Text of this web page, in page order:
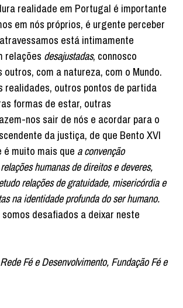
realidade em Portugal é importante
em nós próprios, é urgente perceber
está intimamente
relações desajustadas, connosco
outros, com a natureza, com o Mundo.
realidades, outros pontos de partida
formas de estar, outras
nos sair de nós e acordar para o
da justiça, de que Bento XVI
muito mais que a convenção
humanas de direitos e deveres,
relações de gratuidade, misericórdia e
na identidade profunda do ser humano.
desafiados a deixar neste
Fé e Desenvolvimento, Fundação Fé e